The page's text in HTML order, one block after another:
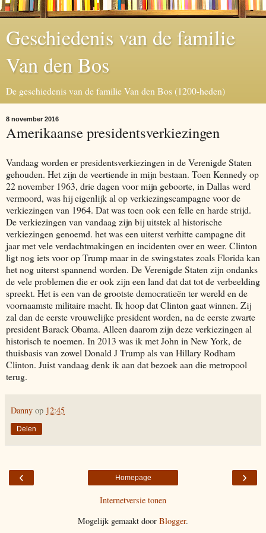
Geschiedenis van de familie
Van den Bos
De geschiedenis van de familie Van den Bos (1200-heden)
8 november 2016
Amerikaanse presidentsverkiezingen
Vandaag worden er presidentsverkiezingen in de Verenigde Staten
gehouden. Het zijn de veertiende in mijn bestaan. Toen Kennedy op
22 november 1963, drie dagen voor mijn geboorte, in Dallas werd
vermoord, was hij eigenlijk al op verkiezingscampagne voor de
verkiezingen van 1964. Dat was toen ook een felle en harde strijd.
De verkiezingen van vandaag zijn bij uitstek al historische
verkiezingen genoemd. het was een uiterst verhitte campagne dit
jaar met vele verdachtmakingen en incidenten over en weer. Clinton
ligt nog iets voor op Trump maar in de swingstates zoals Florida kan
het nog uiterst spannend worden. De Verenigde Staten zijn ondanks
de vele problemen die er ook zijn een land dat dat tot de verbeelding
spreekt. Het is een van de grootste democratieën ter wereld en de
voornaamste militaire macht. Ik hoop dat Clinton gaat winnen. Zij
zal dan de eerste vrouwelijke president worden, na de eerste zwarte
president Barack Obama. Alleen daarom zijn deze verkiezingen al
historisch te noemen. In 2013 was ik met John in New York, de
thuisbasis van zowel Donald J Trump als van Hillary Rodham
Clinton. Juist vandaag denk ik aan dat bezoek aan die metropool
terug.
Danny op 12:45
Delen
‹ ›
Homepage
Internetversie tonen
Mogelijk gemaakt door Blogger.